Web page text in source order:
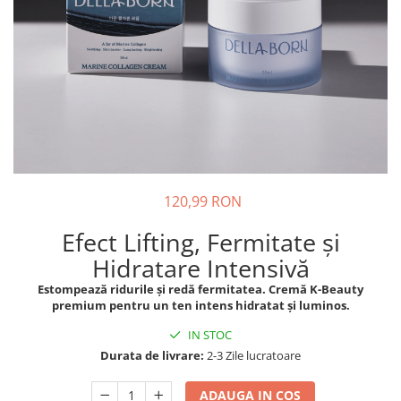
Piele, păr & unghii
Tranzit intestinal
Colesterol & tensiune
Îngrijirea Tenului
Creme de față
Creme cu SPF
Tonere
Creme pentru ochi
Îngrijirea Corpului
Creme de corp
Uleiuri de corp
Colagen
Ginkgo biloba
Ginseng
Zinc Bisglicinat
120,99 RON
Efect Lifting, Fermitate și
Hidratare Intensivă
Estompează ridurile și redă fermitatea. Cremă K-Beauty
premium pentru un ten intens hidratat și luminos.
IN STOC
Durata de livrare: 2-3 Zile lucratoare
ADAUGA IN COS